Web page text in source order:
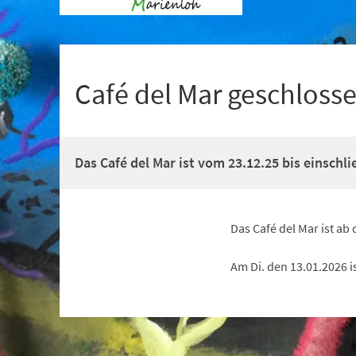
+
1
Café del Mar
Das Café del Mar ist vom 23.12.25 bis
Das Café del Mar ist
Am Di. den 13.01.2026